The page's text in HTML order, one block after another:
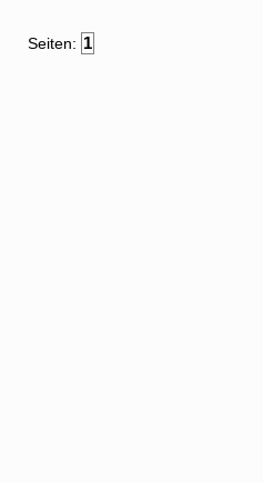
Seiten: 1